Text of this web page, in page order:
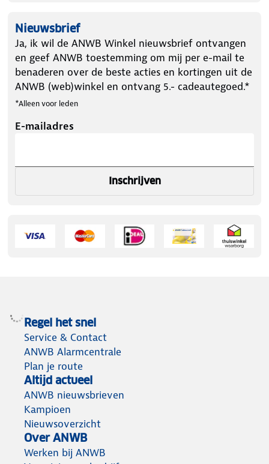
Nieuwsbrief
Ja, ik wil de ANWB Winkel nieuwsbrief ontvangen
en geef ANWB toestemming om mij per e-mail te
benaderen over de beste acties en kortingen uit de
ANWB (web)winkel en ontvang 5.- cadeautegoed.*
*Alleen voor leden
E-mailadres
Inschrijven
Regel het snel
Service & Contact
ANWB Alarmcentrale
Plan je route
Altijd actueel
ANWB nieuwsbrieven
Kampioen
Nieuwsoverzicht
Over ANWB
Werken bij ANWB